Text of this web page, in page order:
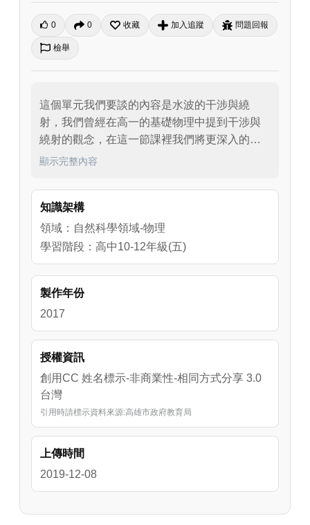
0 0 收藏 加入追蹤 問題回報
檢舉
這個單元我們要談的內容是水波的干涉與繞
射，我們曾經在高一的基礎物理中提到干涉與
繞射的觀念，在這一節課裡我們將更深入的討
論這兩個物理觀念，請同學留意，所有波的干
波動性，光也會有干涉與繞射現象，與水波的
討論其實都非常類似，同學可以把它視為我們
進一步討論波動光學的基礎。
顯示完整內容
知識架構
領域：自然科學領域-物理
學習階段：高中10-12年級(五)
製作年份
2017
授權資訊
創用CC 姓名標示-非商業性-相同方式分享 3.0
台灣
引用時請標示資料來源:高雄市政府教育局
上傳時間
2019-12-08